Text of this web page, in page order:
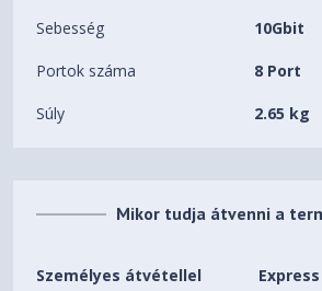
Sebesség 10Gbit
Portok száma 8 Port
Súly 2.65 kg
Mikor tudja átvenni a
Személyes átvétellel